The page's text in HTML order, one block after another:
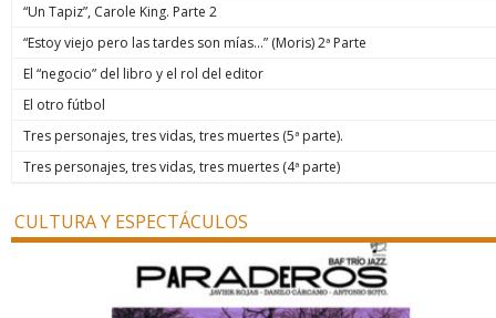
“Un Tapiz”, Carole King. Parte 2
“Estoy viejo pero las tardes son mías…” (Moris) 2ª Parte
El “negocio” del libro y el rol del editor
El otro fútbol
Tres personajes, tres vidas, tres muertes (5ª parte).
Tres personajes, tres vidas, tres muertes (4ª parte)
CULTURA Y ESPECTÁCULOS